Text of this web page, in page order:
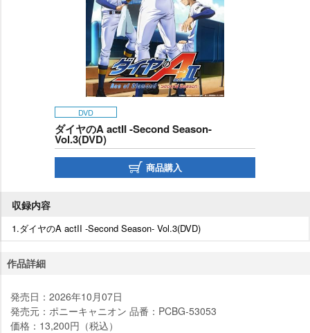
DVD
ダイヤのA actII -Second Season-
Vol.3(DVD)
商品購入
収録内容
1.ダイヤのA actII -Second Season- Vol.3(DVD)
作品詳細
発売日：2026年10月07日
発売元：ポニーキャニオン 品番：PCBG-53053
価格：13,200円（税込）